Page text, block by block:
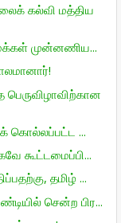
கல்வி மத்திய
மக்கள் முன்னணிய...
கொல்லப்பட்ட ...
கூட்டமைப்பி...
தமிழ் ...
சென்ற பிர...